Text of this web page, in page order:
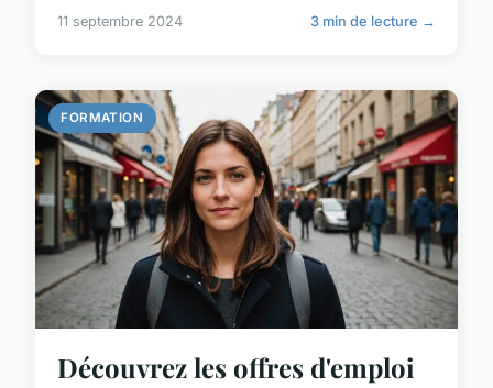
11 septembre 2024 3 min de lecture →
FORMATION
Découvrez les offres d'emploi